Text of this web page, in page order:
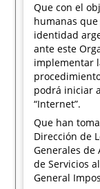
Que con el
humanas
identidad
ante este
implementar
podrá iniciar
“Internet”.
Que han
Dirección de
Generales de
de Servicios
General